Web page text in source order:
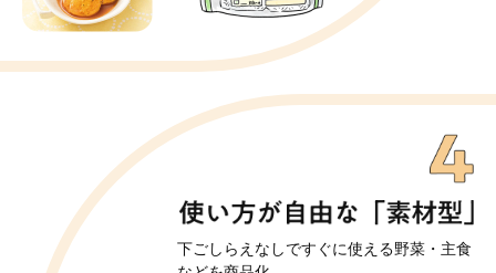
下ごしらえなしですぐに使える野菜・主食